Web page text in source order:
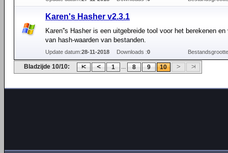
Karen's Hasher v2.3.1
Karen''s Hasher is een uitgebreide tool voor het berekenen en
van hash-waarden van bestanden.
Update datum:28-11-2018 Downloads :0
Bladzijde 10/10: 1 ... 8 9 10